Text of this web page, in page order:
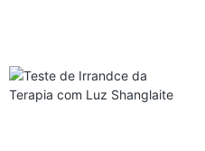
revolucionando o
tratamento da saúde do